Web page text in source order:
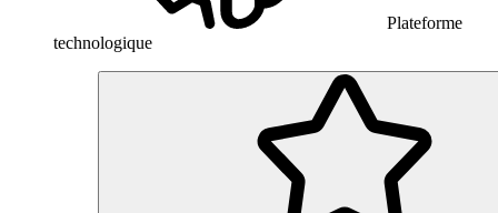
Plateforme
technologique